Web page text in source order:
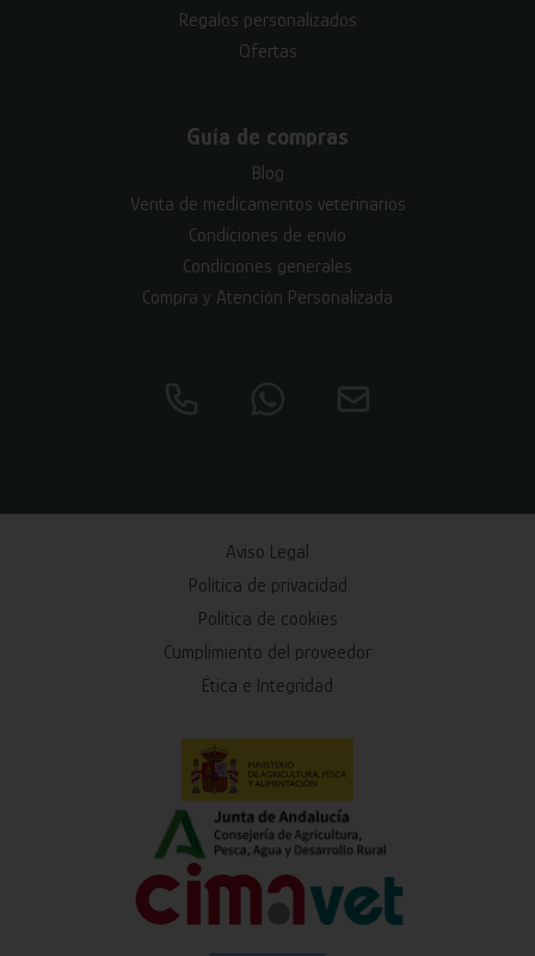
Regalos personalizados
Ofertas
Guía de compras
Blog
Venta de medicamentos veterinarios
Condiciones de envío
Condiciones generales
Compra y Atención Personalizada
Aviso Legal
Política de privacidad
Política de cookies
Cumplimiento del proveedor
Ética e Integridad